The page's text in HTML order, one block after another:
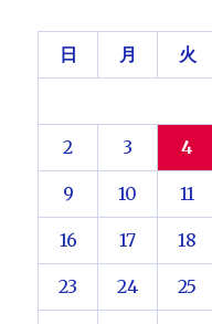
日 月 火
2 3 4
9 10 11
16 17 18
23 24 25